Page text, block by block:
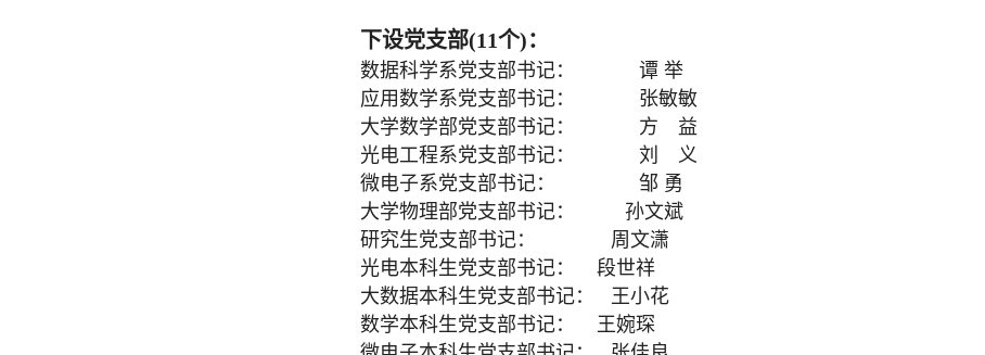
下设党支部(11个)：
数据科学系党支部书记： 谭 举
应用数学系党支部书记： 张敏敏
大学数学部党支部书记： 方
益
光电工程系党支部书记： 刘 义
微电子系党支部书记： 邹 勇
大学物理部党支部书记： 孙文斌
研究生党支部书记： 周文潇
光电本科生党支部书记： 段世祥
大数据本科生党支部书记： 王小花
数学本科生党支部书记： 王婉琛